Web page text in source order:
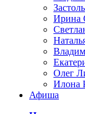
Ирина
Олег
Илона
Афиша